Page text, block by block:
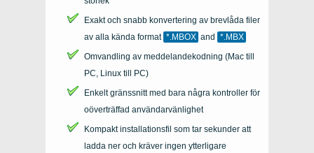
Exakt och snabb konvertering av brevlåda filer
av alla kända format *.MBOX and
*.MBX
Omvandling av meddelandekodning (Mac till
PC, Linux till PC)
Enkelt gränssnitt med bara några kontroller för
oöverträffad användarvänlighet
Kompakt installationsfil som tar sekunder att
ladda ner och kräver ingen ytterligare